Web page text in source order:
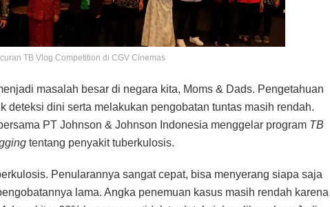
TB Vlog Competition di CGV Cinemas
masalah besar di negara kita, Moms & Dads. Pengetahuan
deteksi dini serta melakukan pengobatan tuntas masih rendah.
PT Johnson & Johnson Indonesia menggelar program TB
tentang penyakit tuberkulosis.
Penularannya sangat cepat, bisa menyerang siapa saja
lama. Angka penemuan kasus masih rendah karena